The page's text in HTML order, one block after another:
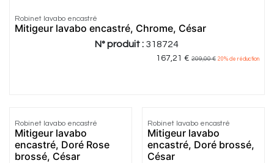
Robinet lavabo encastré
Mitigeur lavabo encastré, Chrome, César
N° produit : 318724
167,21 € 209,00€ 20% de réduction
Robinet lavabo encastré
Mitigeur lavabo
encastré, Doré Rose
brossé, César
Robinet lavabo encastré
Mitigeur lavabo
encastré, Doré brossé,
César